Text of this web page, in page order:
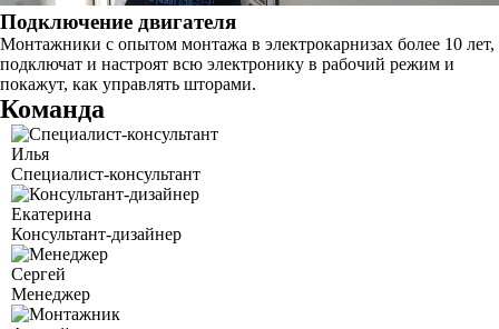
Подключение двигателя
Монтажники с опытом монтажа в электрокарнизах более 10 лет,
подключат и настроят всю электронику в рабочий режим и
покажут, как управлять шторами.
Команда
Илья
Специалист-консультант
Екатерина
Консультант-дизайнер
Сергей
Менеджер